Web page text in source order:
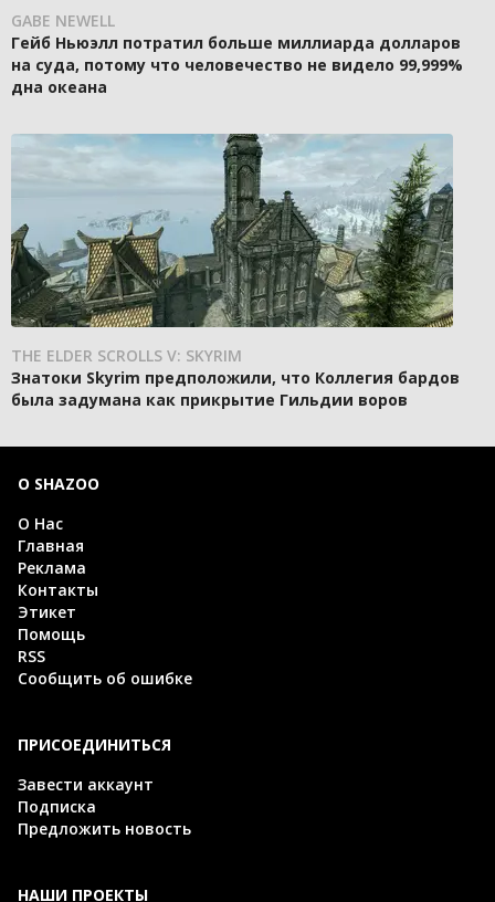
GABE NEWELL
Гейб Ньюэлл потратил больше миллиарда долларов
на суда, потому что человечество не видело 99,999%
дна океана
THE ELDER SCROLLS V: SKYRIM
Знатоки Skyrim предположили, что Коллегия бардов
была задумана как прикрытие Гильдии воров
О SHAZOO
О Нас
Главная
Реклама
Контакты
Этикет
Помощь
RSS
Сообщить об ошибке
ПРИСОЕДИНИТЬСЯ
Завести аккаунт
Подписка
Предложить новость
НАШИ ПРОЕКТЫ